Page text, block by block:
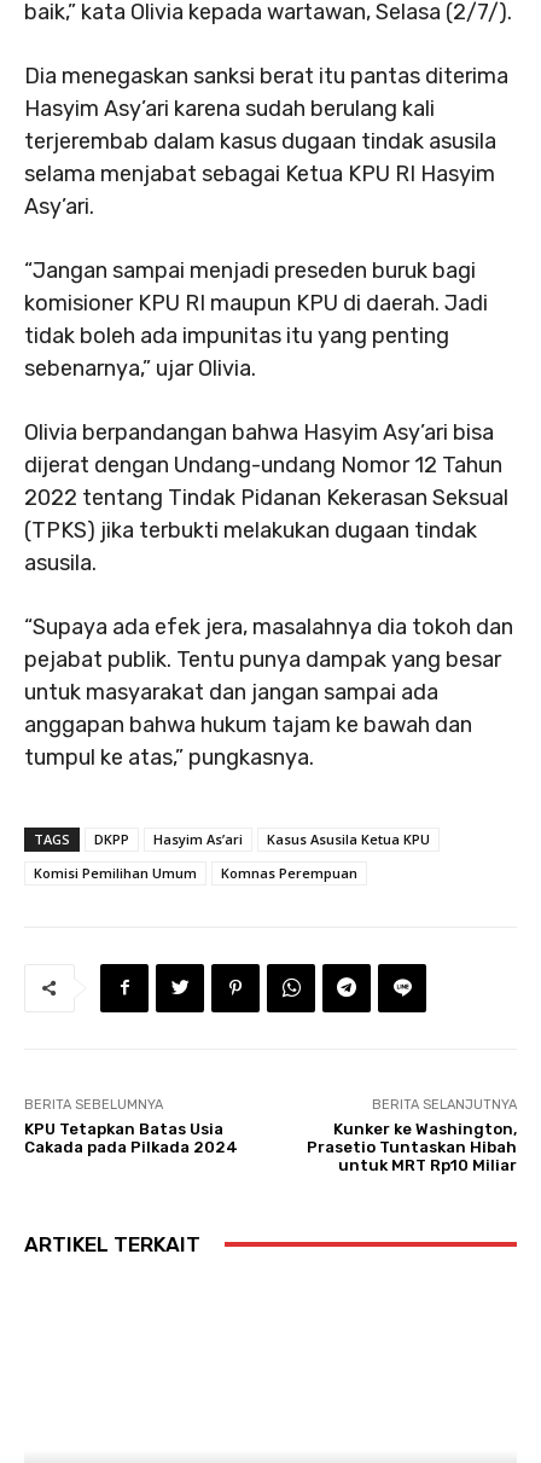
baik,” kata Olivia kepada wartawan, Selasa (2/7/).
Dia menegaskan sanksi berat itu pantas diterima
Hasyim Asy’ari karena sudah berulang kali
terjerembab dalam kasus dugaan tindak asusila
selama menjabat sebagai Ketua KPU RI Hasyim
Asy’ari.
“Jangan sampai menjadi preseden buruk bagi
komisioner KPU RI maupun KPU di daerah. Jadi
tidak boleh ada impunitas itu yang penting
sebenarnya,” ujar Olivia.
Olivia berpandangan bahwa Hasyim Asy’ari bisa
dijerat dengan Undang-undang Nomor 12 Tahun
2022 tentang Tindak Pidanan Kekerasan Seksual
(TPKS) jika terbukti melakukan dugaan tindak
asusila.
“Supaya ada efek jera, masalahnya dia tokoh dan
pejabat publik. Tentu punya dampak yang besar
untuk masyarakat dan jangan sampai ada
anggapan bahwa hukum tajam ke bawah dan
tumpul ke atas,” pungkasnya.
TAGS DKPP Hasyim As’ari
Kasus Asusila Ketua KPU
Komisi Pemilihan Umum
Komnas Perempuan
BERITA SEBELUMNYA
KPU Tetapkan Batas Usia
Cakada pada Pilkada 2024
BERITA SELANJUTNYA
Kunker ke Washington,
Prasetio Tuntaskan Hibah
untuk MRT Rp10 Miliar
ARTIKEL TERKAIT